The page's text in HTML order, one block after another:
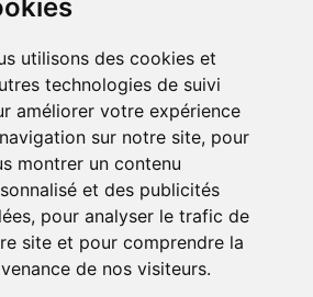
utilisons des cookies et
technologies de suivi
améliorer votre expérience
sur notre site, pour
montrer un contenu
et des publicités
pour analyser le trafic de
site et pour comprendre la
de nos visiteurs.
information)